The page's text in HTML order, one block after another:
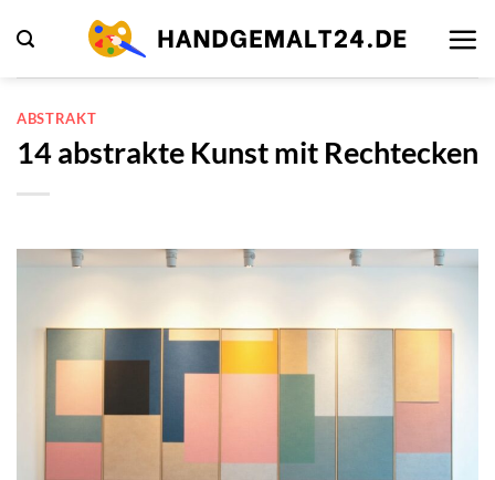
Inhalt
springen
ABSTRAKT
14 abstrakte Kunst mit Rechtecken